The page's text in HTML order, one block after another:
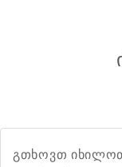
გთხოვთ იხილოთ